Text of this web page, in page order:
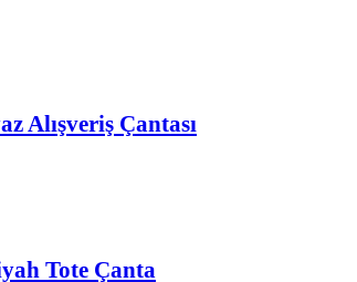
Alışveriş Çantası
Tote Çanta